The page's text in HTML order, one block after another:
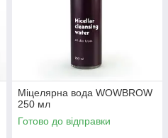
Міцелярна вода WOWBROW
250 мл
Готово до відправки